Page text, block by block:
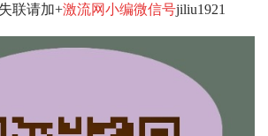
联请加+激流网小编微信号jiliu1921